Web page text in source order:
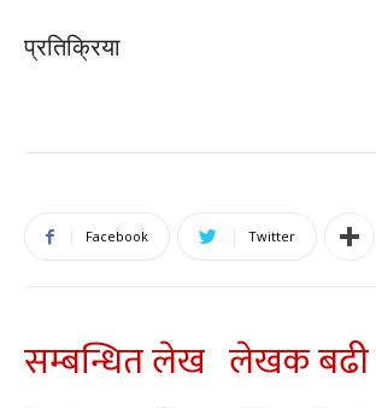
प्रतिक्रिया
Facebook Twitter
सम्बन्धित लेख लेखक बढी